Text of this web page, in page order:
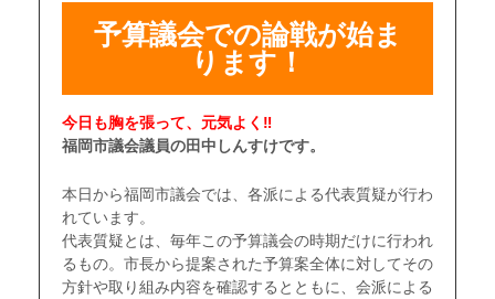
予算議会での論戦が始ま
ります！
今日も胸を張って、元気よく‼
福岡市議会議員の田中しんすけです。
本日から福岡市議会では、各派による代表質疑が行わ
れています。
代表質疑とは、毎年この予算議会の時期だけに行われ
るもの。市長から提案された予算案全体に対してその
方針や取り組み内容を確認するとともに、会派による